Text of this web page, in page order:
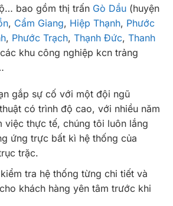
bao gồm thị trấn Gò Dầu (huyện
, Cẩm Giang, Hiệp Thạnh, Phước
, Phước Trạch, Thạnh Đức, Thanh
khu công nghiệp kcn trảng
gắp sự cố với một đội ngũ
có trình độ cao, với nhiều năm
việc thực tế, chúng tôi luôn lắng
ứng trực bất kì hệ thống của
trặc.
tra hệ thống từng chi tiết và
khách hàng yên tâm trước khi